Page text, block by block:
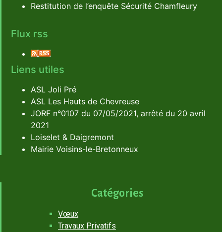
Restitution de l’enquête Sécurité Chamfleury
Flux rss
Liens utiles
ASL Joli Pré
ASL Les Hauts de Chevreuse
JORF n°0107 du 07/05/2021, arrêté du 20 avril
2021
Loiselet & Daigremont
Mairie Voisins-le-Bretonneux
Catégories
Vœux
Travaux Privatifs